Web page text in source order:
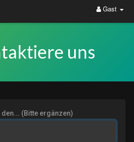
Gast
uns
(Bitte ergänzen)